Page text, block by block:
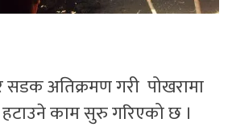
सडक अतिक्रमण गरी पोखरामा
काम सुरु गरिएको छ ।